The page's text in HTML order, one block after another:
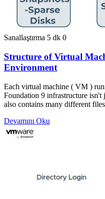
Sanallaştırma 5 dk 0
Structure of Virtual
Environment
Each virtual machine ( VM )
Foundation 9 infrastructure isn't
also contains many different
Devamını Oku